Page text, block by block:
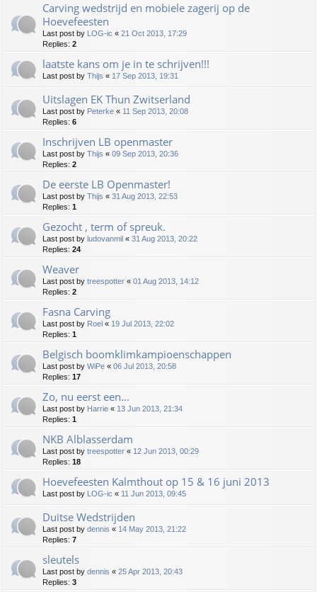
Carving wedstrijd en mobiele zagerij op de
Hoevefeesten
Last post by LOG-ic « 21 Oct 2013, 17:29
Replies: 2
laatste kans om je in te schrijven!!!
Last post by Thijs « 17 Sep 2013, 19:31
Uitslagen EK Thun Zwitserland
Last post by Peterke « 11 Sep 2013, 20:08
Replies: 6
Inschrijven LB openmaster
Last post by Thijs « 09 Sep 2013, 20:36
Replies: 2
De eerste LB Openmaster!
Last post by Thijs « 31 Aug 2013, 22:53
Replies: 1
Gezocht , term of spreuk.
Last post by ludovanmil « 31 Aug 2013, 20:22
Replies: 24
Weaver
Last post by treespotter « 01 Aug 2013, 14:12
Replies: 2
Fasna Carving
Last post by Roel « 19 Jul 2013, 22:02
Replies: 1
Belgisch boomklimkampioenschappen
Last post by WiPe « 06 Jul 2013, 20:58
Replies: 17
Zo, nu eerst een...
Last post by Harrie « 13 Jun 2013, 21:34
Replies: 1
NKB Alblasserdam
Last post by treespotter « 12 Jun 2013, 00:29
Replies: 18
Hoevefeesten Kalmthout op 15 & 16 juni 2013
Last post by LOG-ic « 11 Jun 2013, 09:45
Duitse Wedstrijden
Last post by dennis « 14 May 2013, 21:22
Replies: 7
sleutels
Last post by dennis « 25 Apr 2013, 20:43
Replies: 3